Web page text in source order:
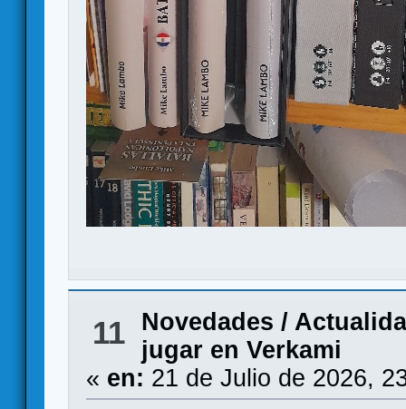
11
Novedades /
jugar en Verkami
« en: 21 de Julio de 2026,